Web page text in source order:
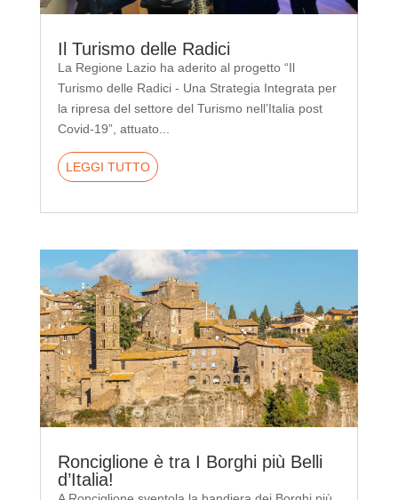
Il Turismo delle Radici
La Regione Lazio ha aderito al progetto “Il
Turismo delle Radici - Una Strategia Integrata per
la ripresa del settore del Turismo nell’Italia post
Covid-19”, attuato...
LEGGI TUTTO
Ronciglione è tra I Borghi più Belli
d’Italia!